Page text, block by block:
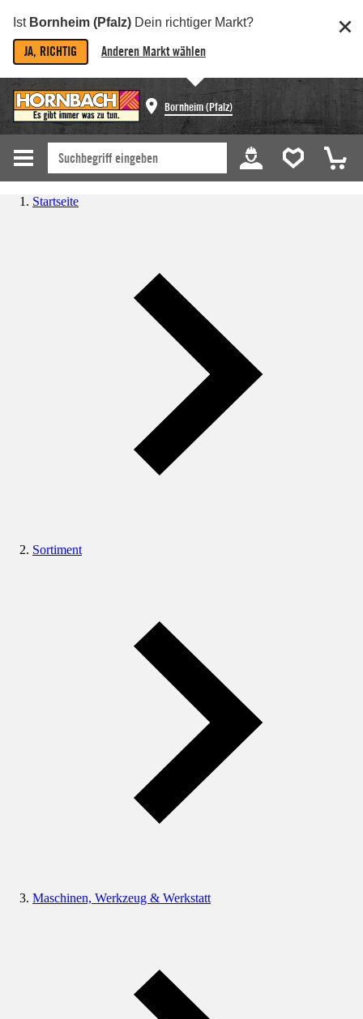
Ist Bornheim (Pfalz) Dein richtiger Markt?
JA, RICHTIG Anderen Markt wählen
Bornheim (Pfalz)
Startseite
Sortiment
Maschinen, Werkzeug & Werkstatt